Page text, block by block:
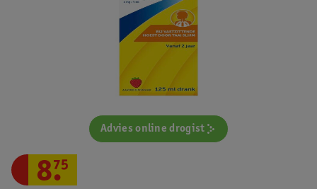
Advies online drogist
8.
75